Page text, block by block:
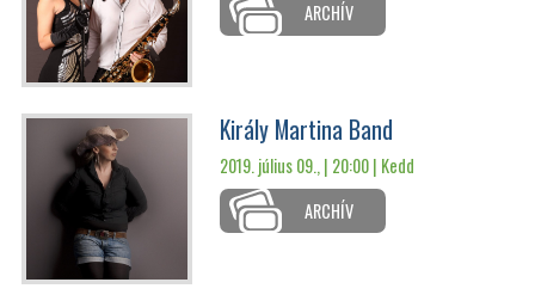
ARCHÍV
Király Martina Band
2019. július 09., | 20:00 | Kedd
ARCHÍV